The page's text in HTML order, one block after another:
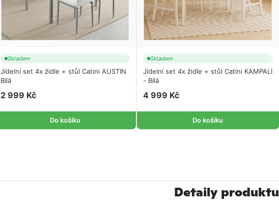
Skladem
Jídelní set 4x židle + stůl Catini AUSTIN
Bílá
2 999 Kč
Do košíku
Skladem
Jídelní set 4x židle + stůl Catini KAMPALI
- Bílá
4 999 Kč
Do košíku
Detaily produktu